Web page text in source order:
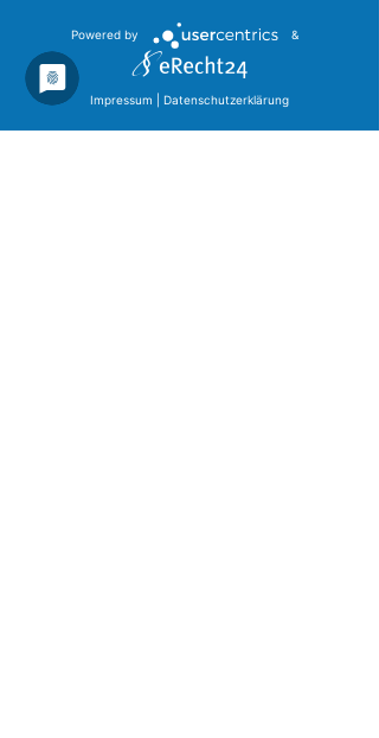
Powered by &
Impressum Datenschutzerklärung